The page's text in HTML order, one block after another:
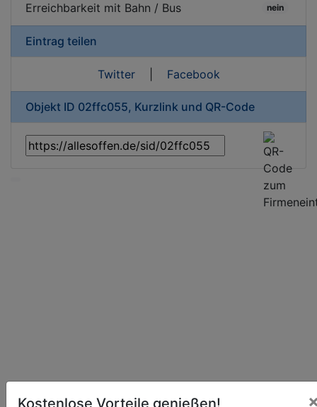
Erreichbarkeit mit Bahn / Bus nein
Eintrag teilen
Twitter| Facebook
Objekt ID 02ffc055, Kurzlink und QR-Code
Kostenlose Vorteile genießen!